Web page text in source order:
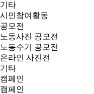
기타
시민참여활동
공모전
노동사진 공모전
노동수기 공모전
온라인 사진전
기타
캠페인
캠페인